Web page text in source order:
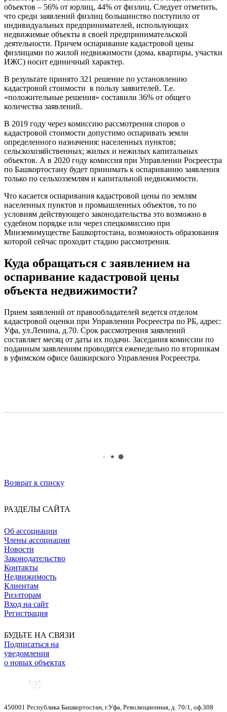
объектов – 56% от юрлиц, 44% от физлиц. Следует отметить,
что среди заявлений физлиц большинство поступило от
индивидуальных предпринимателей, использующих
недвижимые объекты в своей предпринимательской
деятельности. Причем оспаривание кадастровой цены
физлицами по жилой недвижимости (дома, квартиры, участки
ИЖС) носит единичный характер.
В результате принято 321 решение по установлению
кадастровой стоимости в пользу заявителей. Т.е.
«положительные решения» составили 36% от общего
количества заявлений.
В 2019 году через комиссию рассмотрения споров о
кадастровой стоимости допустимо оспаривать земли
определенного назначения: населенных пунктов;
сельскохозяйственных; жилых и нежилых капитальных
объектов. А в 2020 году комиссия при Управлении Росреестра
по Башкортостану будет принимать к оспариванию заявления
только по сельхозземлям и капитальной недвижимости.
Что касается оспаривания кадастровой цены по землям
населенных пунктов и промышленных объектов, то по
условиям действующего законодательства это возможно в
судебном порядке или через спецкомиссию при
Минземимуществе Башкортостана, возможность образования
которой сейчас проходит стадию рассмотрения.
Куда обращаться с заявлением на
оспаривание кадастровой цены
объекта недвижимости?
Прием заявлений от правообладателей ведется отделом
кадастровой оценки при Управлении Росреестра по РБ, адрес:
Уфа, ул.Ленина, д.70. Срок рассмотрения заявлений
составляет месяц от даты их подачи. Заседания комиссии по
поданным заявлениям проводятся еженедельно по вторникам
в уфимском офисе башкирского Управления Росреестра.
Возврат к списку
РАЗДЕЛЫ САЙТА
Об ассоциации
Члены ассоциации
Новости
Законодательство
Контакты
Недвижимость
Клиентам
Риэлторам
Вход на сайт
Регистрация
БУДЬТЕ НА СВЯЗИ
Подписаться на
уведомления
о новых объектах
450001 Республика Башкортостан г.Уфа Революционная, д. 70/1, оф.308